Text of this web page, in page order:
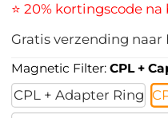
⭐ 20% kortingscode
Gratis verzending
Magnetic Filter:CPL +
CPL + Adapter Ring